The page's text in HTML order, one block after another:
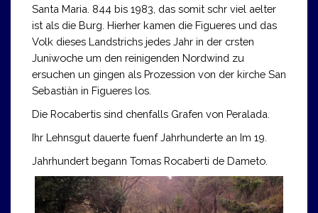
Santa Maria. 844 bis 1983, das somit schr viel aelter
ist als die Burg. Hierher kamen die Figueres und das
Volk dieses Landstrichs jedes Jahr in der crsten
Juniwoche um den reinigenden Nordwind zu
ersuchen un gingen als Prozession von der kirche San
Sebastiàn in Figueres los.
Die Rocabertis sind chenfalls Grafen von Peralada.
Ihr Lehnsgut dauerte fuenf Jahrhunderte an Im 19.
Jahrhundert begann Tomas Rocaberti de Dameto.